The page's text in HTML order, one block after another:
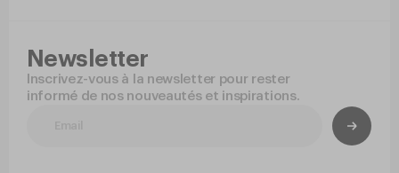
Newsletter
Inscrivez-vous à la newsletter pour rester
informé de nos nouveautés et inspirations.